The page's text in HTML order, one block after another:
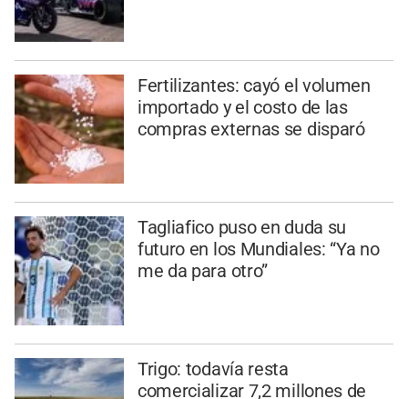
Fertilizantes: cayó el volumen
importado y el costo de las
compras externas se disparó
Tagliafico puso en duda su
futuro en los Mundiales: “Ya no
me da para otro”
Trigo: todavía resta
comercializar 7,2 millones de